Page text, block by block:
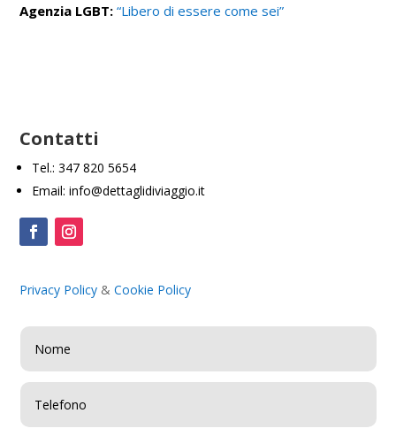
Agenzia LGBT: “Libero di essere come sei”
Contatti
Tel.: 347 820 5654
Email: info@dettaglidiviaggio.it
Privacy Policy &Cookie Policy